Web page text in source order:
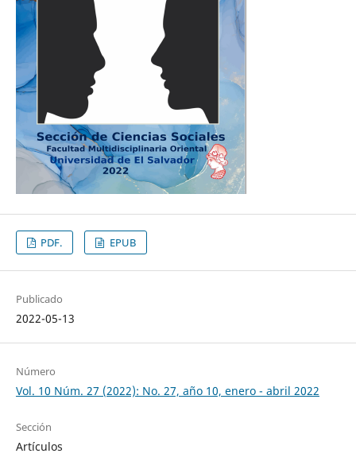
PDF. EPUB
Publicado
2022-05-13
Número
Vol. 10 Núm. 27 (2022): No. 27, año 10, enero - abril 2022
Sección
Artículos